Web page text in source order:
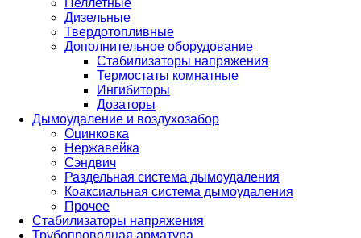
Дизельные
Твердотопливные
Дополнительное оборудование
Стабилизаторы напряжения
Термостаты комнатные
Ингибиторы
Дозаторы
Дымоудаление и воздухозабор
Оцинковка
Нержавейка
Сэндвич
Раздельная система дымоудаления
Коаксиальная система дымоудаления
Прочее
Стабилизаторы напряжения
Трубопроводная арматура